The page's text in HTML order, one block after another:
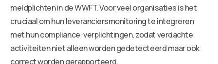
meldplichten in de WWFT. Voor veel organisaties is het
cruciaal om hun leveranciersmonitoring te integreren
met hun compliance-verplichtingen, zodat verdachte
activiteiten niet alleen worden gedetecteerd maar ook
correct worden gerapporteerd.